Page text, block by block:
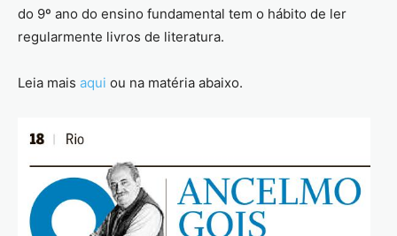
do 9º ano do ensino fundamental tem o hábito de ler
regularmente livros de literatura.
Leia mais aqui ou na matéria abaixo.